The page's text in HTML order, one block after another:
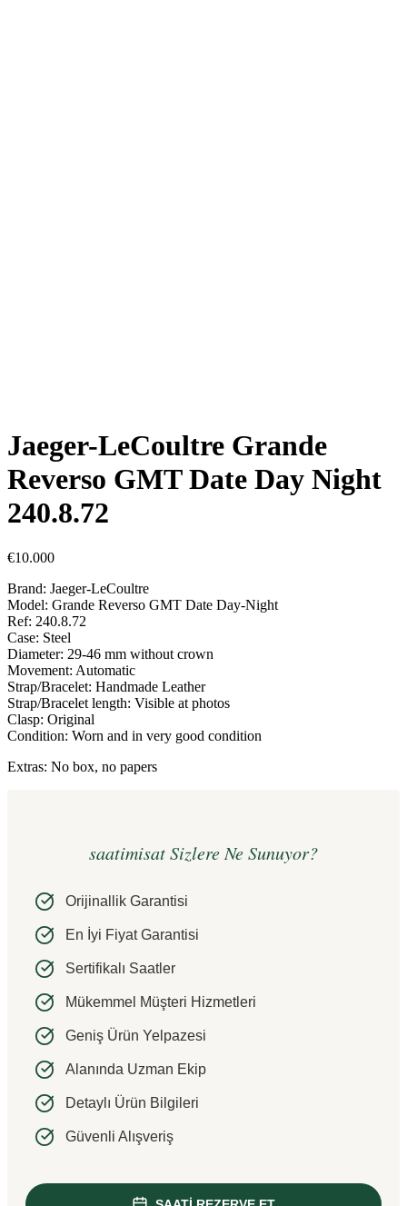
Jaeger-LeCoultre Grande
Reverso GMT Date Day Night
240.8.72
€10.000
Brand: Jaeger-LeCoultre
Model: Grande Reverso GMT Date Day-Night
Ref: 240.8.72
Case: Steel
Diameter: 29-46 mm without crown
Movement: Automatic
Strap/Bracelet: Handmade Leather
Strap/Bracelet length: Visible at photos
Clasp: Original
Condition: Worn and in very good condition
Extras: No box, no papers
saatimisat Sizlere Ne Sunuyor?
Orijinallik Garantisi
En İyi Fiyat Garantisi
Sertifikalı Saatler
Mükemmel Müşteri Hizmetleri
Geniş Ürün Yelpazesi
Alanında Uzman Ekip
Detaylı Ürün Bilgileri
Güvenli Alışveriş